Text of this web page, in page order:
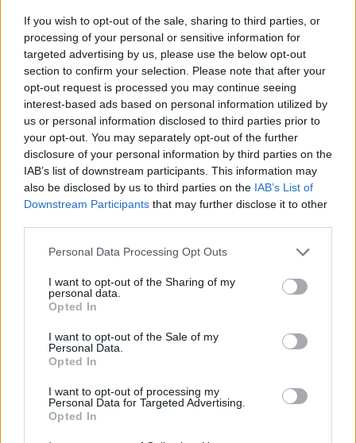
If you wish to opt-out of the sale, sharing to third parties, or
processing of your personal or sensitive information for
targeted advertising by us, please use the below opt-out
section to confirm your selection. Please note that after your
opt-out request is processed you may continue seeing
interest-based ads based on personal information utilized by
us or personal information disclosed to third parties prior to
your opt-out. You may separately opt-out of the further
disclosure of your personal information by third parties on the
IAB’s list of downstream participants. This information may
also be disclosed by us to third parties on the IAB’s List of
Downstream Participants that may further disclose it to other
Personal Data Processing Opt Outs
I want to opt-out of the Sharing of my
personal data.
Opted In
I want to opt-out of the Sale of my
Personal Data.
Opted In
I want to opt-out of processing my
Personal Data for Targeted Advertising.
Opted In
aggiunto, sottolineando però l’importanza di mantenere i
piedi per terra.“Non cambia nulla, si tratta di restare
concentrati e godersi il percorso insieme. I giocatori
stanno facendo un lavoro straordinario e i tifosi ci danno
una grande spinta. Continuiamo a divertirci!”
La sfida ha dimostrato che la squadra può competere con i
migliori, ma il cammino in Premier League resta
impegnativo. “Questa vittoria ci dà fiducia, ci permette di
crescere, ma non cambia la realtà: la Premier League è
molto dura. Fermare il Manchester City è sempre
complicato. Abbiamo fatto bene, ma ci sono ancora aspetti
da migliorare.”